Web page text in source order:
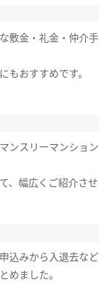
敷金・礼金・仲介手
もおすすめです。
ンスリーマンション
、幅広くご紹介させ
込みから入退去など
めました。